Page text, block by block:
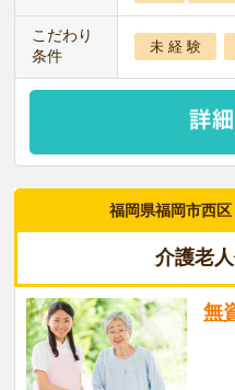
こだわり
条件
未 経 験
福岡県福岡市西区
介護老
無